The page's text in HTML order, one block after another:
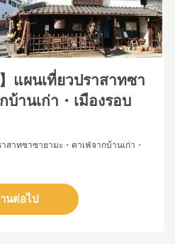
แผนเที่ยวปราสาทซา
านเก่า・เมืองรอบ
สาทซาซายามะ・คาเฟ่จากบ้านเก่า・
นต่อไป